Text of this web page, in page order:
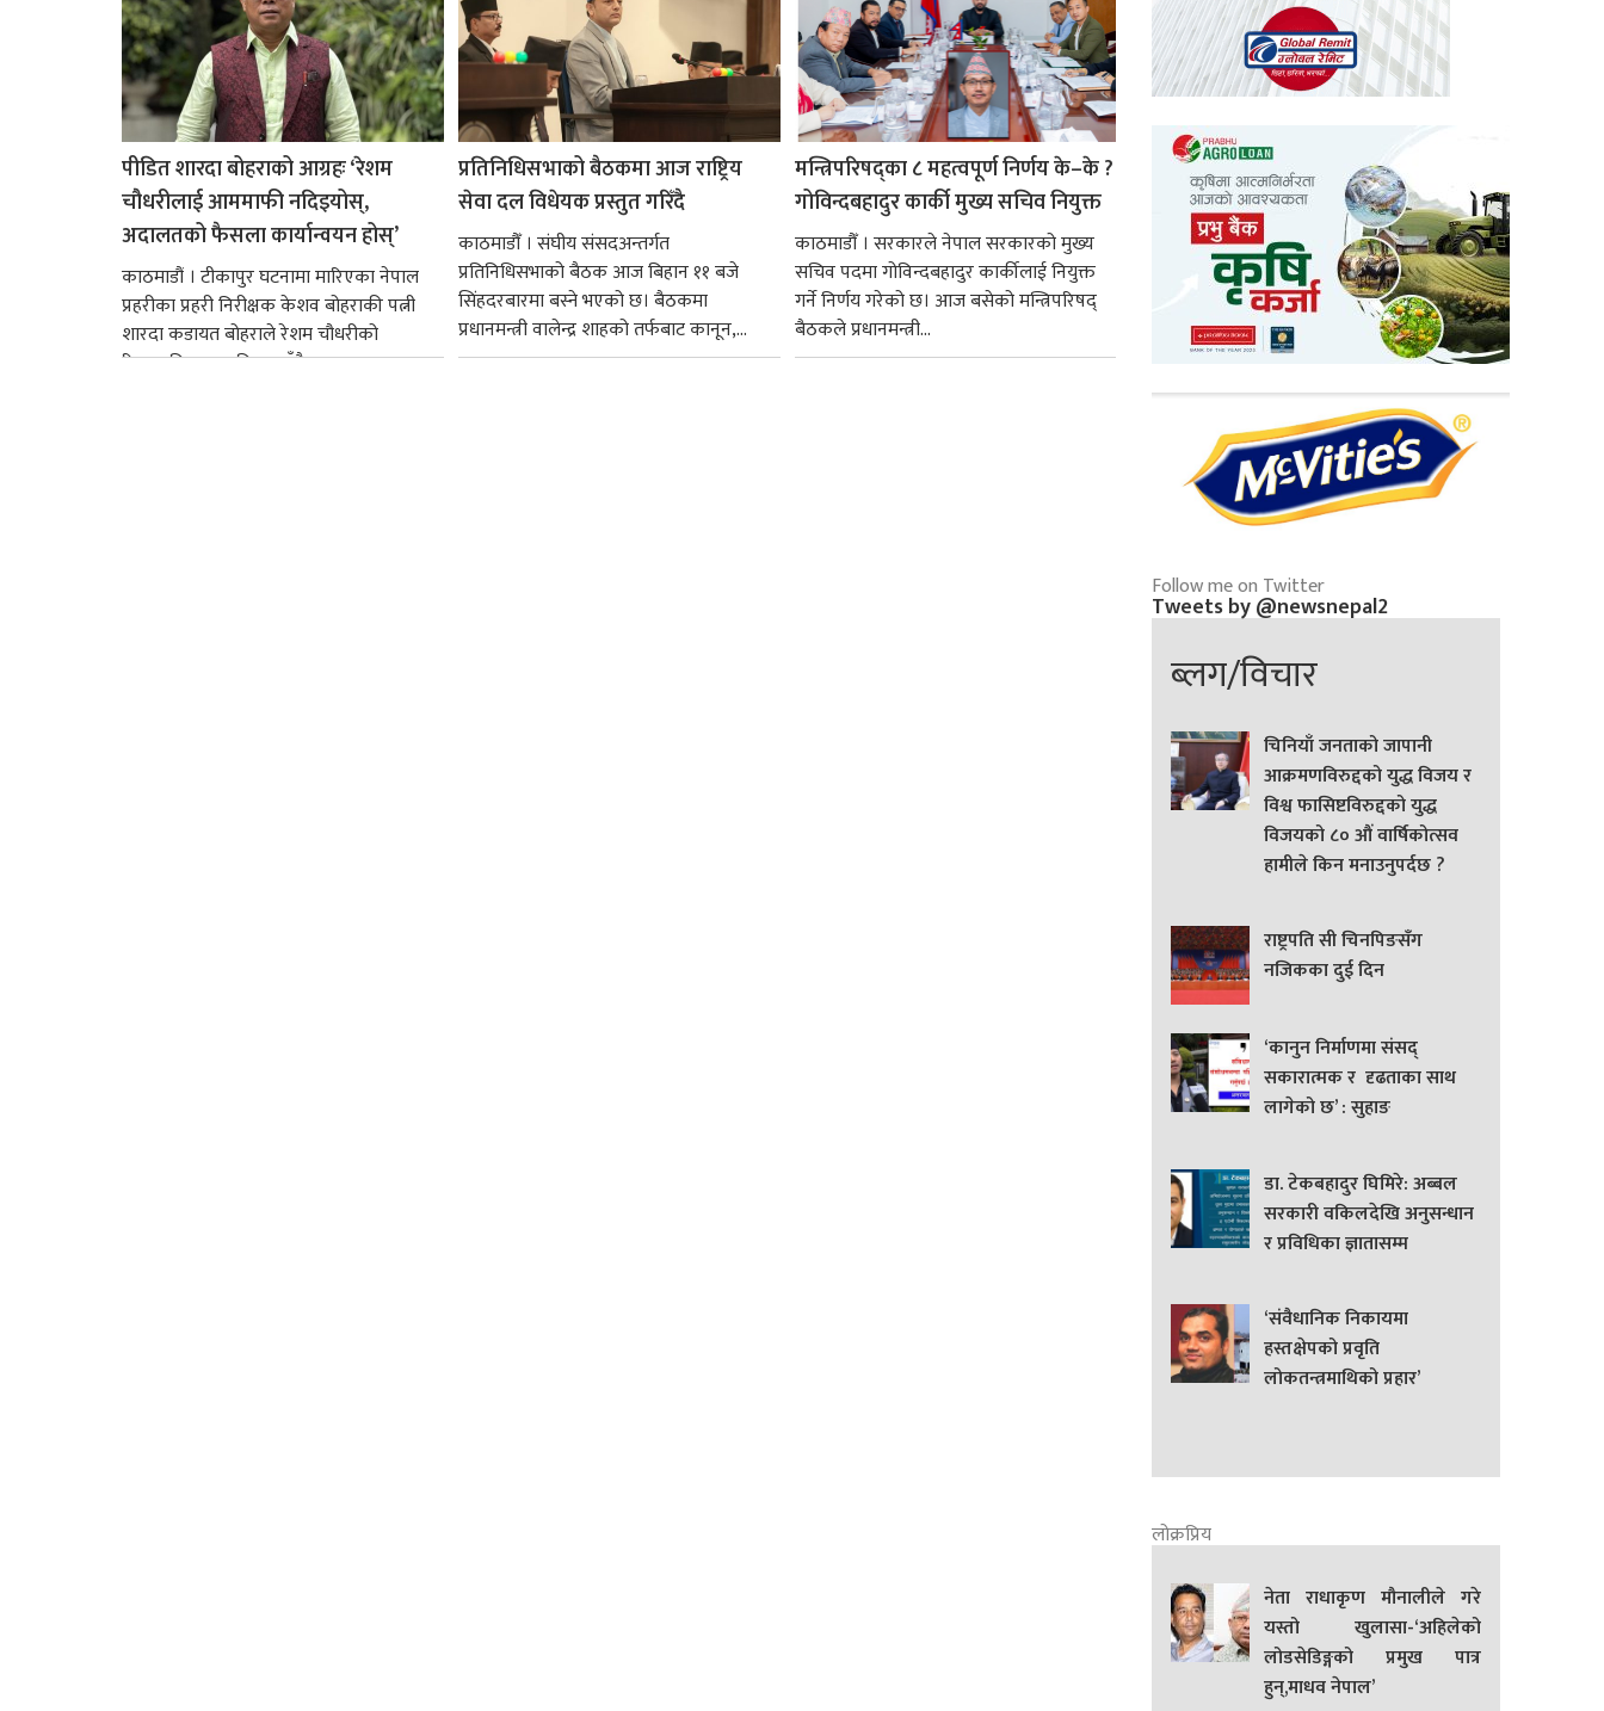
पीडित शारदा बोहराको आग्रहः ‘रेशम
चौधरीलाई आममाफी नदिइयोस्,
अदालतको फैसला कार्यान्वयन होस्’
काठमाडौं । टीकापुर घटनामा मारिएका नेपाल
प्रहरीका प्रहरी निरीक्षक केशव बोहराकी पत्नी
शारदा कडायत बोहराले रेशम चौधरीको
रिहाइप्रति असहमति जनाउँदै...
प्रतिनिधिसभाको बैठकमा आज राष्ट्रिय
सेवा दल विधेयक प्रस्तुत गरिँदै
काठमाडौँ । संघीय संसदअन्तर्गत
प्रतिनिधिसभाको बैठक आज बिहान ११ बजे
सिंहदरबारमा बस्ने भएको छ। बैठकमा
प्रधानमन्त्री वालेन्द्र शाहको तर्फबाट कानून,...
मन्त्रिपरिषद्का ८ महत्वपूर्ण निर्णय के–के ?
गोविन्दबहादुर कार्की मुख्य सचिव नियुक्त
काठमाडौँ । सरकारले नेपाल सरकारको मुख्य
सचिव पदमा गोविन्दबहादुर कार्कीलाई नियुक्त
गर्ने निर्णय गरेको छ। आज बसेको मन्त्रिपरिषद्
बैठकले प्रधानमन्त्री...
Follow me on Twitter
Tweets by @newsnepal2
ब्लग/विचार
चिनियाँ जनताको जापानी
आक्रमणविरुद्दको युद्ध विजय र
विश्व फासिष्टविरुद्दको युद्ध
विजयको ८० औं वार्षिकोत्सव
हामीले किन मनाउनुपर्दछ ?
राष्ट्रपति सी चिनपिङसँग
नजिकका दुई दिन
‘कानुन निर्माणमा संसद्
सकारात्मक र दृढताका साथ
लागेको छ’ : सुहाङ
डा. टेकबहादुर घिमिरे: अब्बल
सरकारी वकिलदेखि अनुसन्धान
र प्रविधिका ज्ञातासम्म
‘संवैधानिक निकायमा
हस्तक्षेपको प्रवृति
लोकतन्त्रमाथिको प्रहार’
लोक्रप्रिय
नेता राधाकृण मौनालीले गरे
यस्तो खुलासा-‘अहिलेको
लोडसेडिङ्गको प्रमुख पात्र
हुन्,माधव नेपाल’